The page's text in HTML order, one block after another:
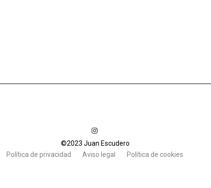
©2023 Juan Escudero
Política de privacidad
Aviso legal Política de cookies